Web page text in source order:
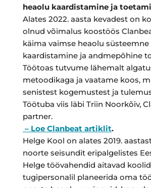
heaolu kaardistamine ja
Alates 2022. aasta kevadest on
olnud võimalus koostöös
käima vaimse heaolu süsteemne
kaardistamine ja andmepõhine
Töötoas tutvume lähemalt
metoodikaga ja vaatame koos,
senistest kogemustest ja
Töötuba viis läbi Triin Noorkõiv,
partner.
– Loe Clanbeat artiklit.
Helge Kool on alates 2019.
noorte seisundit eripalgelistes
Helge töövahendid aitavad
tugipersonalil planeerida oma